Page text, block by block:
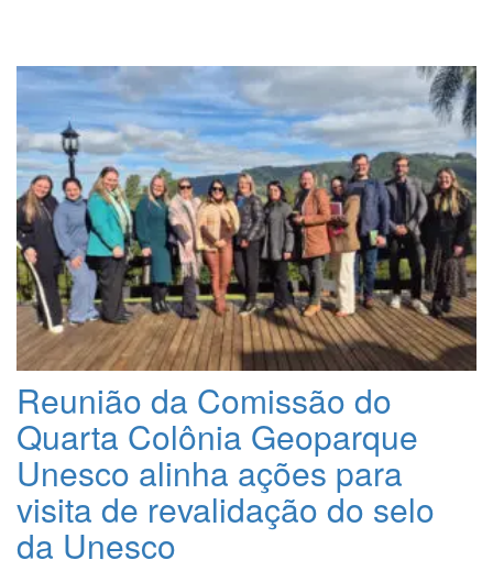
Reunião da Comissão do
Quarta Colônia Geoparque
Unesco alinha ações para
visita de revalidação do selo
da Unesco